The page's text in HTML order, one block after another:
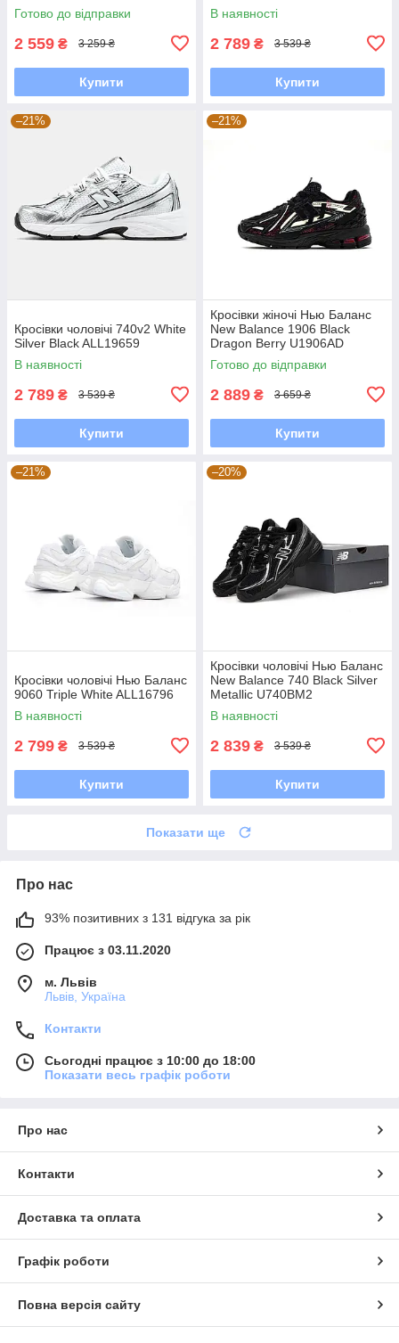
Готово до відправки
2 559 ₴ 3 259 ₴
Купити
В наявності
2 789 ₴ 3 539 ₴
Купити
–21%
Кросівки чоловічі 740v2 White
Silver Black ALL19659
В наявності
2 789 ₴ 3 539 ₴
Купити
–21%
Кросівки жіночі Нью Баланс
New Balance 1906 Black
Dragon Berry U1906AD
Готово до відправки
2 889 ₴ 3 659 ₴
Купити
–21%
Кросівки чоловічі Нью Баланс
9060 Triple White ALL16796
В наявності
2 799 ₴ 3 539 ₴
Купити
–20%
Кросівки чоловічі Нью Баланс
New Balance 740 Black Silver
Metallic U740BM2
В наявності
2 839 ₴ 3 539 ₴
Купити
Показати ще
Про нас
93% позитивних з 131 відгука за рік
Працює з 03.11.2020
м. Львів
Львів, Україна
Контакти
Сьогодні працює з 10:00 до 18:00
Показати весь графік роботи
Про нас
Контакти
Доставка та оплата
Графік роботи
Повна версія сайту